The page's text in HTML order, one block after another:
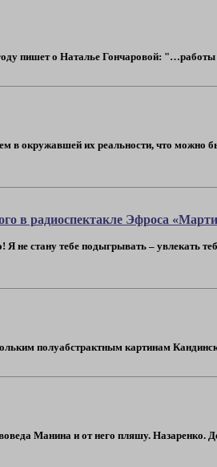
пишет о Наталье Гончаровой:
в окружавшей их реальности, что можно
в радиоспектакле Эфроса
не стану тебе подыгрывать – увлекать
полуабстрактным картинам
Манина и от него пляшу. Назаренко.